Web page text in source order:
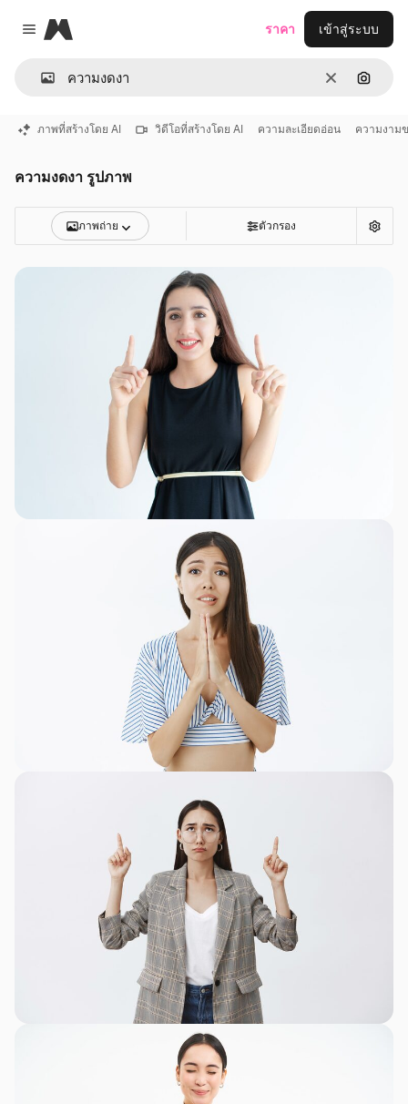
Close menu
Magnific
ชัดเจนค้นหา
ราคา เข้าสู่ระบบ
ภาพที่สร้างโดย AI วิดีโอที่สร้างโดย AI ความละเอียดอ่อน ความงาม
ความงดงา รูปภาพ
ภาพถ่าย ตัวกรอง